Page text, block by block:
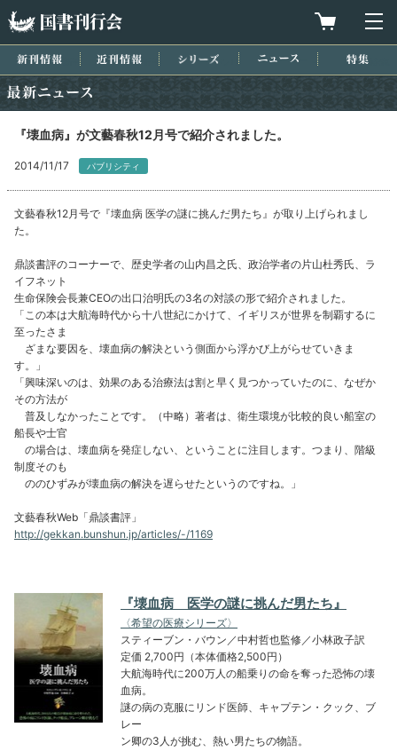
買物カゴを
新刊情報 近刊情報 シリーズ ニュース
『壊血病』が文藝春秋12月号で紹介されました。
2014/11/17 パブリシティ
文藝春秋12月号で『壊血病 医学の謎に挑んだ男たち』が取り上げられまし
た。
鼎談書評のコーナーで、歴史学者の山内昌之氏、政治学者の片山杜秀氏、ラ
イフネット
生命保険会長兼CEOの出口治明氏の3名の対談の形で紹介されました。
「この本は大航海時代から十八世紀にかけて、イギリスが世界を制覇するに
至ったさま
ざまな要因を、壊血病の解決という側面から浮かび上がらせていきま
す。」
「興味深いのは、効果のある治療法は割と早く見つかっていたのに、なぜか
その方法が
普及しなかったことです。（中略）著者は、衛生環境が比較的良い船室の
船長や士官
の場合は、壊血病を発症しない、ということに注目します。つまり、階級
制度そのも
ののひずみが壊血病の解決を遅らせたというのですね。」
文藝春秋Web「鼎談書評」
http://gekkan.bunshun.jp/articles/-/1169
『壊血病 医学の謎に挑んだ男たち』
〈希望の医療シリーズ〉
スティーブン・バウン／中村哲也監修／小林政子訳
定価 2,700円（本体価格2,500円）
大航海時代に200万人の船乗りの命を奪った恐怖の壊
血病。
謎の病の克服にリンド医師、キャプテン・クック、ブ
レー
ン卿の3人が挑む、熱い男たちの物語。